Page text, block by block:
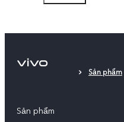
Giấy bảo hành
Sản phẩm
Sản phẩm